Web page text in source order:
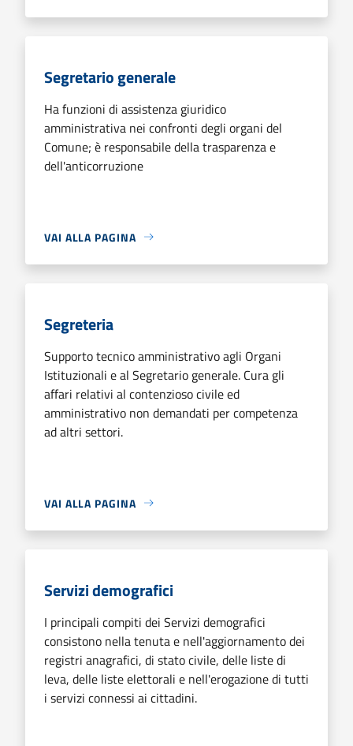
Segretario generale
Ha funzioni di assistenza giuridico
amministrativa nei confronti degli organi del
Comune; è responsabile della trasparenza e
dell'anticorruzione
VAI ALLA PAGINA
Segreteria
Supporto tecnico amministrativo agli Organi
Istituzionali e al Segretario generale. Cura gli
affari relativi al contenzioso civile ed
amministrativo non demandati per competenza
ad altri settori.
VAI ALLA PAGINA
Servizi demografici
I principali compiti dei Servizi demografici
consistono nella tenuta e nell'aggiornamento dei
registri anagrafici, di stato civile, delle liste di
leva, delle liste elettorali e nell'erogazione di tutti
i servizi connessi ai cittadini.